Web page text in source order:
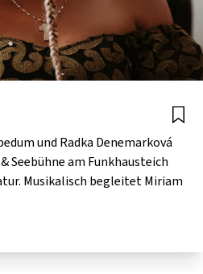
und Radka Denemarková
Seebühne am Funkhausteich
Musikalisch begleitet Miriam